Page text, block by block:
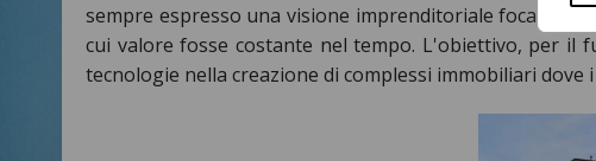
sempre espresso una visione imprenditoriale
cui valore fosse costante nel tempo. L'obiettivo, per il
tecnologie nella creazione di complessi immobiliari